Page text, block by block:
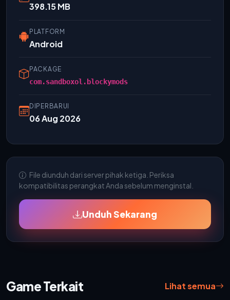
398.15 MB
PLATFORM
Android
PACKAGE
com.sandboxol.blockymods
DIPERBARUI
06 Aug 2026
File diunduh dari server pihak ketiga. Periksa
kompatibilitas perangkat Anda sebelum menginstal.
Unduh Sekarang
Game Terkait Lihat semua